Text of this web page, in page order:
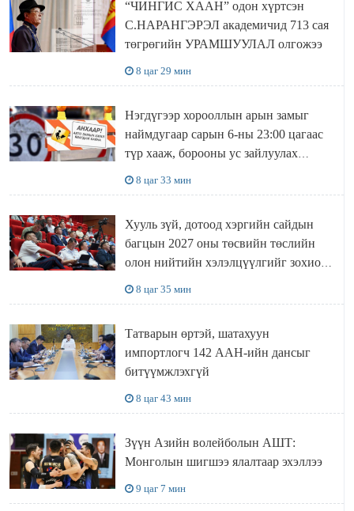
“ЧИНГИС ХААН” одон хүртсэн
С.НАРАНГЭРЭЛ академичид 713 сая
төгрөгийн УРАМШУУЛАЛ олгожээ
8 цаг 29 мин
Нэгдүгээр хорооллын арын замыг
наймдугаар сарын 6-ны 23:00 цагаас
түр хааж, борооны ус зайлуулах
8 цаг 33 мин
Хууль зүй, дотоод хэргийн сайдын
багцын 2027 оны төсвийн төслийн
олон нийтийн хэлэлцүүлгийг зохион
8 цаг 35 мин
Татварын өртэй, шатахуун
импортлогч 142 ААН-ийн дансыг
битүүмжлэхгүй
8 цаг 43 мин
Зүүн Азийн волейболын АШТ:
Монголын шигшээ ялалтаар эхэллээ
9 цаг 7 мин